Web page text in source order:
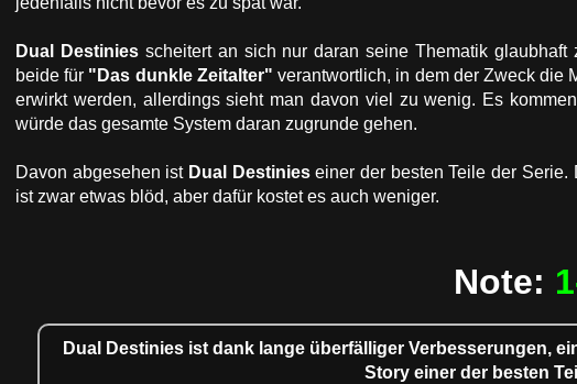
Dual Destiniesscheitert an sich nur daran seine Thematik
beide für "Das dunkle Zeitalter" verantwortlich, in dem der Zweck die
erwirkt werden, allerdings sieht man davon viel zu wenig. Es
würde das gesamte System daran zugrunde gehen.
Davon abgesehen ist Dual Destinieseiner der besten Teile der Serie.
ist zwar etwas blöd, aber dafür kostet es auch weniger.
Note:
Dual Destinies ist dank lange überfälliger Verbesserungen,
Story einer der besten